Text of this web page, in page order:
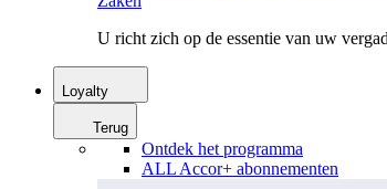
U richt zich op de essentie van uw
Loyalty
Terug
Ontdek het programma
ALL Accor+ abonnementen